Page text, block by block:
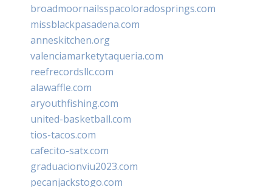
broadmoornailsspacoloradosprings.com
missblackpasadena.com
anneskitchen.org
valenciamarketytaqueria.com
reefrecordsllc.com
alawaffle.com
aryouthfishing.com
united-basketball.com
tios-tacos.com
cafecito-satx.com
graduacionviu2023.com
pecanjackstogo.com